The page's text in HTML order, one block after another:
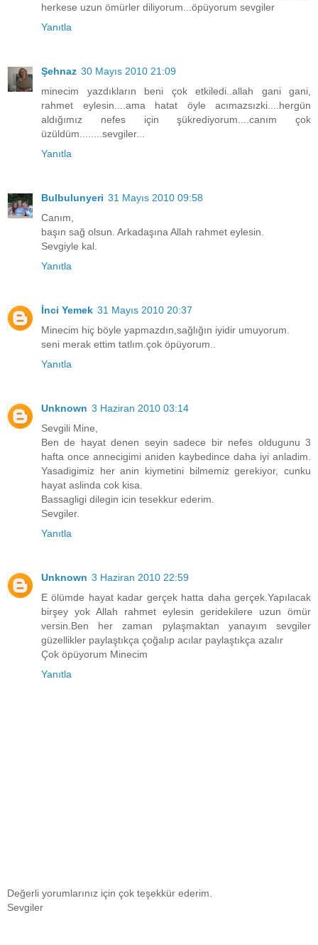
herkese uzun ömürler diliyorum...öpüyorum sevgiler
Yanıtla
Şehnaz 30 Mayıs 2010 21:09
minecim yazdıkların beni çok etkiledi..allah gani gani,
rahmet eylesin....ama hatat öyle acımazsızki....hergün
aldığımız nefes için şükrediyorum....canım çok
üzüldüm........sevgiler...
Yanıtla
Bulbulunyeri 31 Mayıs 2010 09:58
Canım,
başın sağ olsun. Arkadaşına Allah rahmet eylesin.
Sevgiyle kal.
Yanıtla
İnci Yemek 31 Mayıs 2010 20:37
Minecim hiç böyle yapmazdın,sağlığın iyidir umuyorum.
seni merak ettim tatlım.çok öpüyorum..
Yanıtla
Unknown 3 Haziran 2010 03:14
Sevgili Mine,
Ben de hayat denen seyin sadece bir nefes oldugunu 3
hafta once annecigimi aniden kaybedince daha iyi anladim.
Yasadigimiz her anin kiymetini bilmemiz gerekiyor, cunku
hayat aslinda cok kisa.
Bassagligi dilegin icin tesekkur ederim.
Sevgiler.
Yanıtla
Unknown 3 Haziran 2010 22:59
E ölümde hayat kadar gerçek hatta daha gerçek.Yapılacak
birşey yok Allah rahmet eylesin geridekilere uzun ömür
versin.Ben her zaman pylaşmaktan yanayım sevgiler
güzellikler paylaştıkça çoğalıp acılar paylaştıkça azalır
Çok öpüyorum Minecim
Yanıtla
Değerli yorumlarınız için çok teşekkür ederim.
Sevgiler